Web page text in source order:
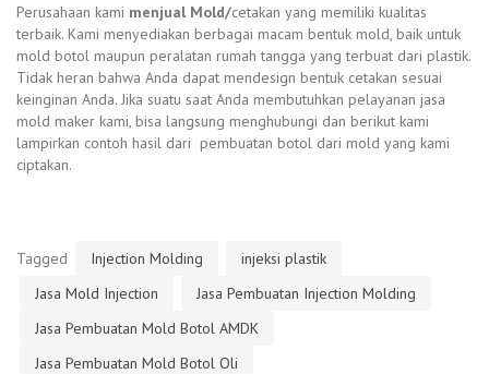
Perusahaan kami menjual Mold/cetakan yang memiliki kualitas
terbaik. Kami menyediakan berbagai macam bentuk mold, baik untuk
mold botol maupun peralatan rumah tangga yang terbuat dari plastik.
Tidak heran bahwa Anda dapat mendesign bentuk cetakan sesuai
keinginan Anda. Jika suatu saat Anda membutuhkan pelayanan jasa
mold maker kami, bisa langsung menghubungi dan berikut kami
lampirkan contoh hasil dari pembuatan botol dari mold yang kami
ciptakan.
Tagged Injection Molding
injeksi plastik
Jasa Mold Injection
Jasa Pembuatan Injection Molding
Jasa Pembuatan Mold Botol AMDK
Jasa Pembuatan Mold Botol Oli